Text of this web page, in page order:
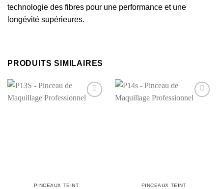
technologie des fibres pour une performance et une
longévité supérieures.
PRODUITS SIMILAIRES
PINCEAUX TEINT PINCEAUX TEINT